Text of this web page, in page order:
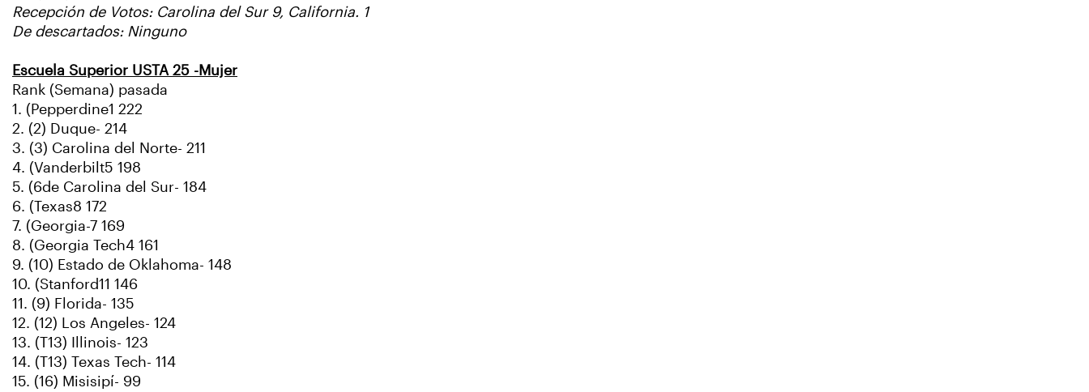
Recepción de Votos: Carolina del Sur 9, California. 1
De descartados: Ninguno
Escuela Superior USTA 25 -Mujer
Rank (Semana) pasada
1. (Pepperdine1 222
2. (2) Duque- 214
3. (3) Carolina del Norte- 211
4. (Vanderbilt5 198
5. (6de Carolina del Sur- 184
6. (Texas8 172
7. (Georgia-7 169
8. (Georgia Tech4 161
9. (10) Estado de Oklahoma- 148
10. (Stanford11 146
11. (9) Florida- 135
12. (12) Los Angeles- 124
13. (T13) Illinois- 123
14. (T13) Texas Tech- 114
15. (16) Misisipí- 99